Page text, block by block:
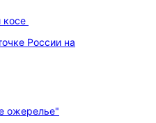
косе
России на